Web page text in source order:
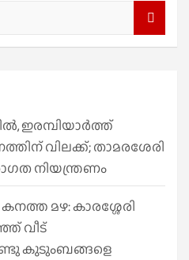
ഇരമ്പിയാര്‍ത്ത്
വിലക്ക്; താമരശേരി
നിയന്ത്രണം
മഴ: കാരശ്ശേരി
വീട്
കുടുംബങ്ങളെ